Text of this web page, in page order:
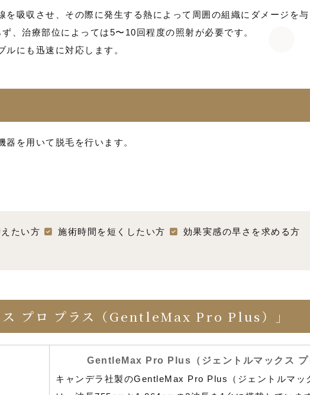
吸収させ、その際に発生する熱によって周囲の組織にダメージを
、治療部位によっては5〜10回程度の照射が必要です。
にも迅速に対応します。
を用いて脱毛を行います。
たい方 施術時間を短くしたい方
効果実感の早さを求める方
ス プロ プラス（GentleMax Pro Plus）」
GentleMax Pro Plus（ジェントルマックス プ
キャンデラ社製のGentleMax Pro Plus（ジェントルマッ